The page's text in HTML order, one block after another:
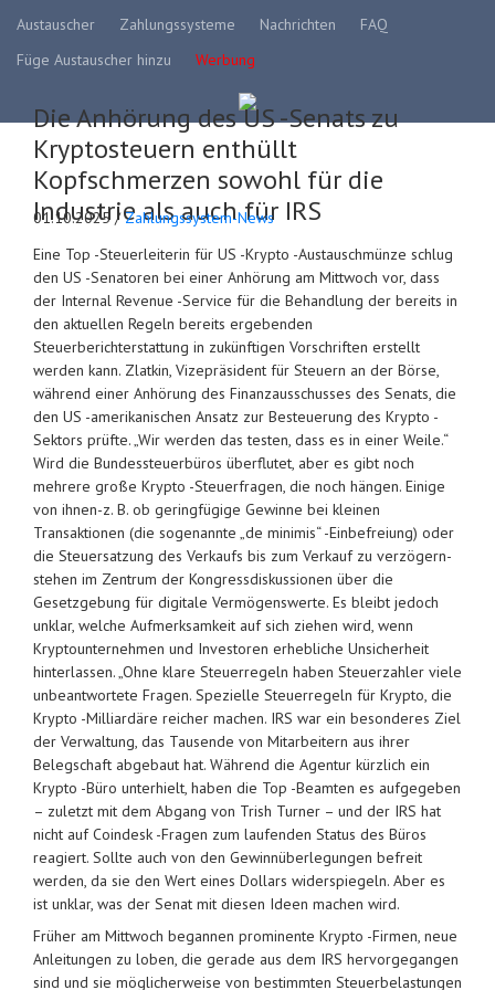
Austauscher Zahlungssysteme Nachrichten
FAQ
Füge Austauscher hinzu
Werbung
Die Anhörung des US -Senats zu
Kryptosteuern enthüllt
Kopfschmerzen sowohl für die
Industrie als auch für IRS
01.10.2025 /Zahlungssystem-News
Eine Top -Steuerleiterin für US -Krypto -Austauschmünze schlug
den US -Senatoren bei einer Anhörung am Mittwoch vor, dass
der Internal Revenue -Service für die Behandlung der bereits in
den aktuellen Regeln bereits ergebenden
Steuerberichterstattung in zukünftigen Vorschriften erstellt
werden kann. Zlatkin, Vizepräsident für Steuern an der Börse,
während einer Anhörung des Finanzausschusses des Senats, die
den US -amerikanischen Ansatz zur Besteuerung des Krypto -
Sektors prüfte. „Wir werden das testen, dass es in einer Weile.“
Wird die Bundessteuerbüros überflutet, aber es gibt noch
mehrere große Krypto -Steuerfragen, die noch hängen. Einige
von ihnen-z. B. ob geringfügige Gewinne bei kleinen
Transaktionen (die sogenannte „de minimis“ -Einbefreiung) oder
die Steuersatzung des Verkaufs bis zum Verkauf zu verzögern-
stehen im Zentrum der Kongressdiskussionen über die
Gesetzgebung für digitale Vermögenswerte. Es bleibt jedoch
unklar, welche Aufmerksamkeit auf sich ziehen wird, wenn
Kryptounternehmen und Investoren erhebliche Unsicherheit
hinterlassen. „Ohne klare Steuerregeln haben Steuerzahler viele
unbeantwortete Fragen. Spezielle Steuerregeln für Krypto, die
Krypto -Milliardäre reicher machen. IRS war ein besonderes Ziel
der Verwaltung, das Tausende von Mitarbeitern aus ihrer
Belegschaft abgebaut hat. Während die Agentur kürzlich ein
Krypto -Büro unterhielt, haben die Top -Beamten es aufgegeben
– zuletzt mit dem Abgang von Trish Turner – und der IRS hat
nicht auf Coindesk -Fragen zum laufenden Status des Büros
reagiert. Sollte auch von den Gewinnüberlegungen befreit
werden, da sie den Wert eines Dollars widerspiegeln. Aber es
ist unklar, was der Senat mit diesen Ideen machen wird.
Früher am Mittwoch begannen prominente Krypto -Firmen, neue
Anleitungen zu loben, die gerade aus dem IRS hervorgegangen
sind und sie möglicherweise von bestimmten Steuerbelastungen